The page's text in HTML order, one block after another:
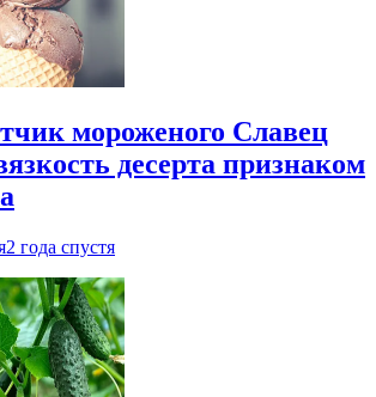
мороженого Славец
десерта признаком
2 года спустя